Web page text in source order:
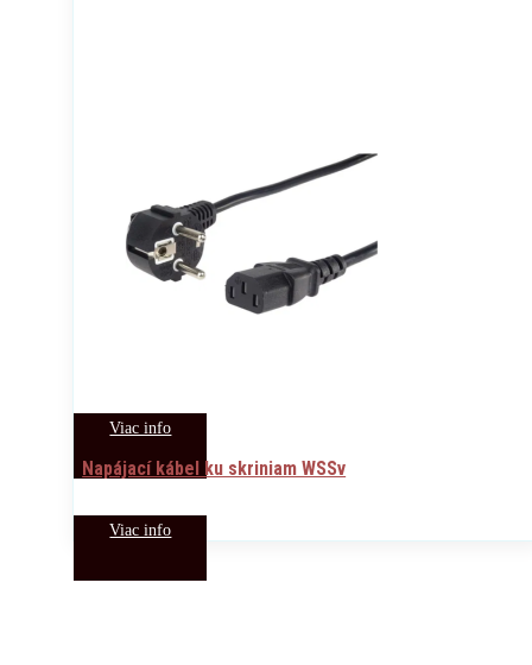
Viac info
Napájací kábel ku skriniam WSSv
Viac info